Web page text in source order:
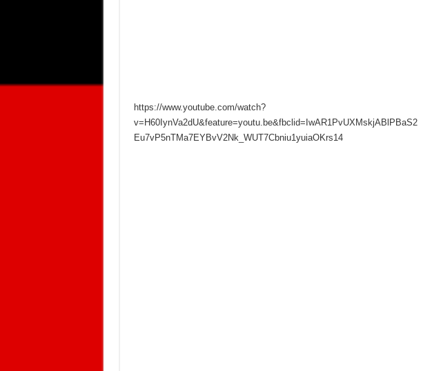
https://www.youtube.com/watch?
v=H60IynVa2dU&feature=youtu.be&fbclid=IwAR1PvUXMskjABlPBaS2
Eu7vP5nTMa7EYBvV2Nk_WUT7Cbniu1yuiaOKrs14